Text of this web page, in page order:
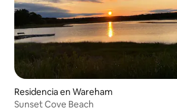
Residencia en Wareham
Sunset Cove Beach